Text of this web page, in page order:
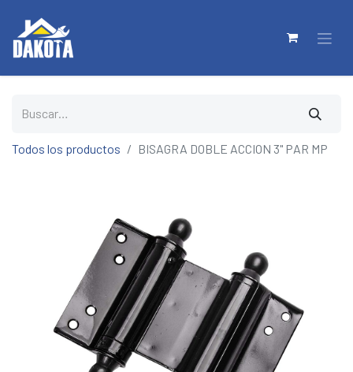
Todos los productos BISAGRA DOBLE ACCION 3" PAR MP